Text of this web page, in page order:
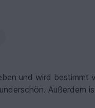
und wird bestimmt
Außerdem